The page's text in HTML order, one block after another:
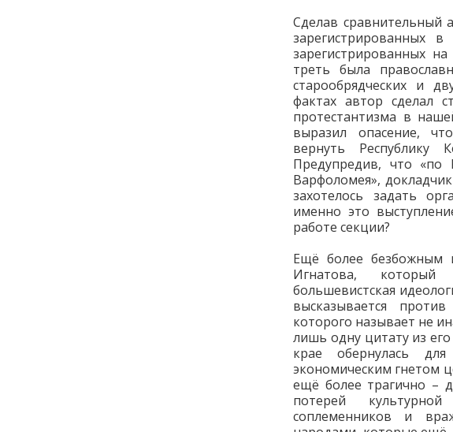
Сделав сравнительный
зарегистрированных
зарегистрированных
треть была
старообрядческих и
фактах автор сделал
протестантизма в
выразил опасение,
вернуть
Предупредив, что «по
Варфоломея»,
захотелось задать
именно это
работе секции?
Ещё более безбожным
Игнатова, который
большевистская
высказывается
которого называет не
лишь одну цитату из
крае обернулась
экономическим гнетом
ещё более трагично –
потерей
соплеменников и